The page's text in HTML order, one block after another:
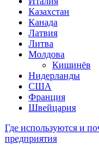
Казахстан
Канада
Латвия
Литва
Молдова
Кишинёв
Нидерланды
США
Франция
Швейцария
Где используются и
предприятия